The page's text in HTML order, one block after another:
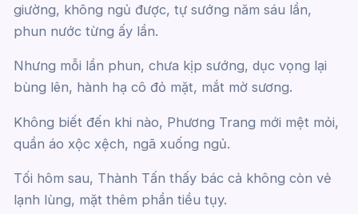
giường, không ngủ được, tự sướng năm sáu lần,
phun nước từng ấy lần.
Nhưng mỗi lần phun, chưa kịp sướng, dục vọng lại
bùng lên, hành hạ cô đỏ mặt, mắt mờ sương.
Không biết đến khi nào, Phương Trang mới mệt mỏi,
quần áo xộc xệch, ngã xuống ngủ.
Tối hôm sau, Thành Tấn thấy bác cả không còn vẻ
lạnh lùng, mặt thêm phần tiều tụy.